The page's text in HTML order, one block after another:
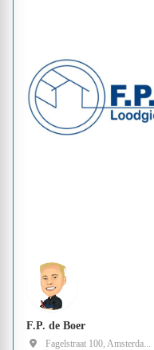
F.P. de Boer
Fagelstraat 100, Amsterda...